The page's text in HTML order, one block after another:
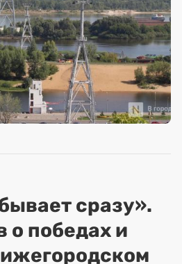
сразу».
о победах и